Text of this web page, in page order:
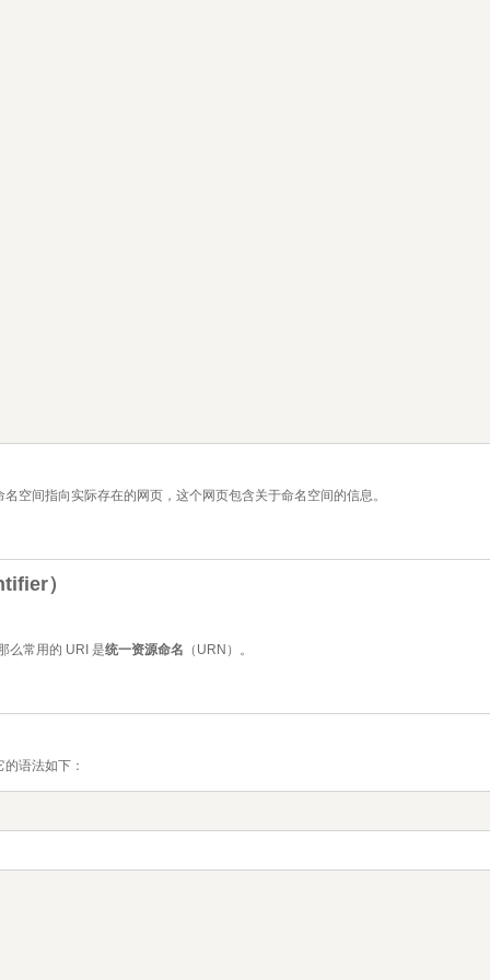
空间指向实际存在的网页，这个网页包含关于命名空间的信息。
）
么常用的 URI 是统一资源命名 （URN）。
语法如下：